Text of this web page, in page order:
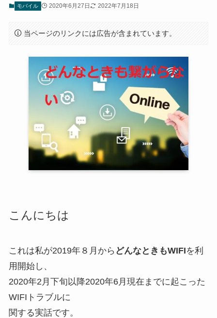
モバイル 2020年6月27日 2022年7月18日
当ページのリンクには広告が含まれています。
こんにちは
これは私が2019年８月から どんなときもWIFIを利
用開始し、
2020年2月下旬以降2020年6月現在までに起こった
WIFIトラブルに
関する実話です。